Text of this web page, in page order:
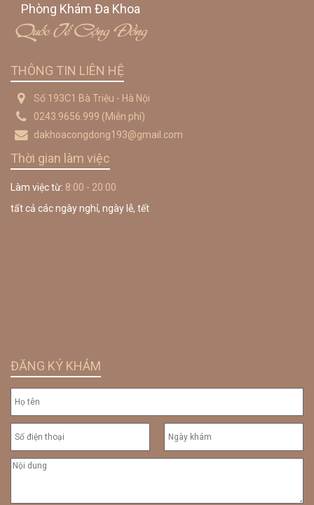
Phòng Khám Đa Khoa
Quốc Tế Cộng Đồng
THÔNG TIN LIÊN HỆ
Số 193C1 Bà Triệu - Hà Nội
0243.9656.999 (Miễn phí)
dakhoacongdong193@gmail.com
Thời gian làm việc
Làm việc từ: 8:00 - 20:00
tất cả các ngày nghỉ, ngày lễ, tết
ĐĂNG KÝ KHÁM